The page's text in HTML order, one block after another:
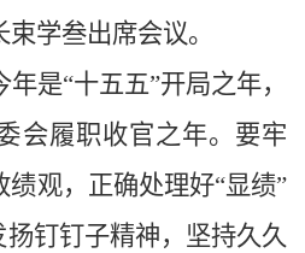
学叁出席会议。
是“十五五”开局之年，
会履职收官之年。要牢
绩观，正确处理好“显绩”
扬钉钉子精神，坚持久久